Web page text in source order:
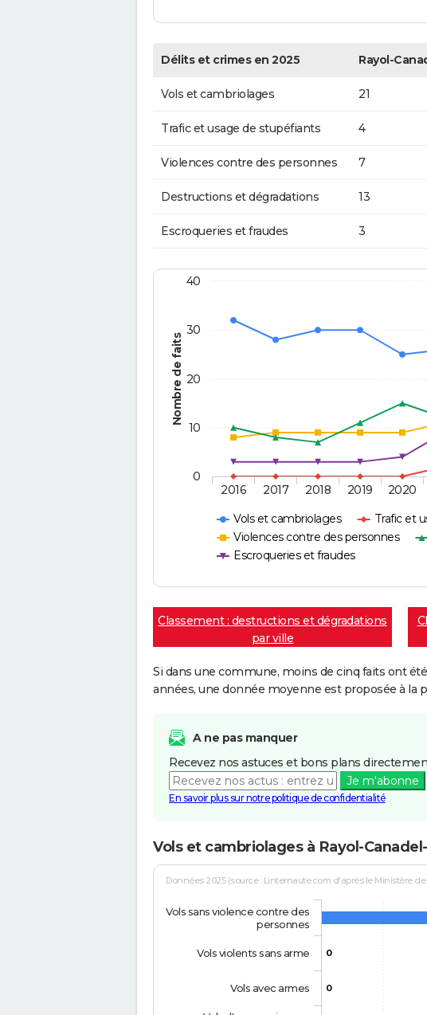
Délits et crimes en 2025 Rayol-
Vols et cambriolages 21
Trafic et usage de stupéfiants 4
Violences contre des personnes 7
Destructions et dégradations 13
Escroqueries et fraudes 3
Nombre de faits
Vols et cambriolages
Trafic et
Violences contre des personnes
Escroqueries et fraudes
2016 2017 2018 2019 2020
0
10
20
30
40
Classement : destructions et dégradations
par ville
Si dans une commune, moins de cinq faits ont
années, une donnée moyenne est proposée à la
A ne pas manquer
Recevez nos astuces et bons plans
Je m'abonne
En savoir plus sur notre politique de confidentialité
Vols et cambriolages à Rayol-
Données 2025 (source : Linternaute.com d'après le Ministère
0
0
Vols sans violence contre des
personnes
Vols violents sans arme
Vols avec armes